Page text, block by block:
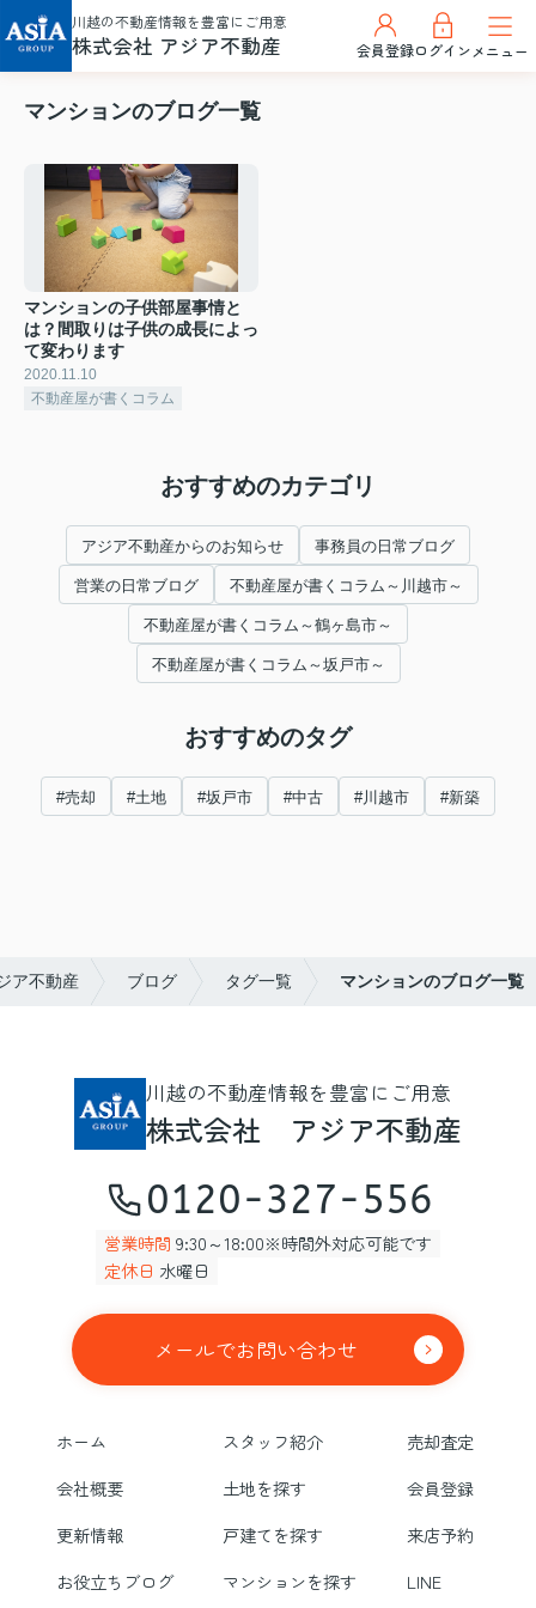
川越の不動産情報を豊富にご用意
株式会社 アジア不動産 会員登録ログインメニュー
マンションのブログ一覧
マンションの子供部屋事情と
は？間取りは子供の成長によっ
て変わります
2020.11.10
不動産屋が書くコラム
おすすめのカテゴリ
アジア不動産からのお知らせ 事務員の日常ブログ
営業の日常ブログ 不動産屋が書くコラム～川越市～
不動産屋が書くコラム～鶴ヶ島市～
不動産屋が書くコラム～坂戸市～
おすすめのタグ
#売却 #土地 #坂戸市 #中古 #川越市 #新築
ア不動産 ブログ タグ一覧 マンションのブログ一覧
川越の不動産情報を豊富にご用意
株式会社 アジア不動産
0120-327-556
営業時間 9:30～18:00※時間外対応可能です
定休日 水曜日
メールでお問い合わせ
ホーム スタッフ紹介
売却査定
会社概要
土地を探す
会員登録
更新情報
戸建てを探す
来店予約
お役立ちブログ
マンションを探す LINE